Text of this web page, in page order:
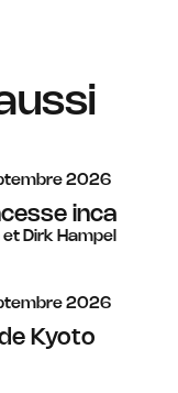
2026
inca
Dirk Hampel
2026
Kyoto